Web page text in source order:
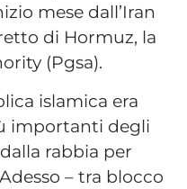
mese dall’Iran
di Hormuz, la
(Pgsa).
islamica era
importanti degli
rabbia per
– tra blocco